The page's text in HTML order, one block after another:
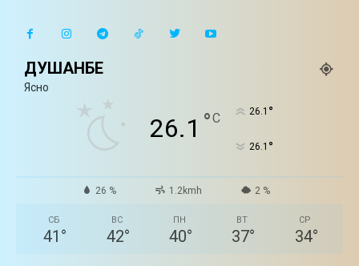
ДУШАНБЕ
Ясно
26.1 °C 26.1 °
26.1 °
26 % 1.2kmh 2 %
СБ
41 °
ВС
42°
ПН
40°
ВТ
37°
СР
34°